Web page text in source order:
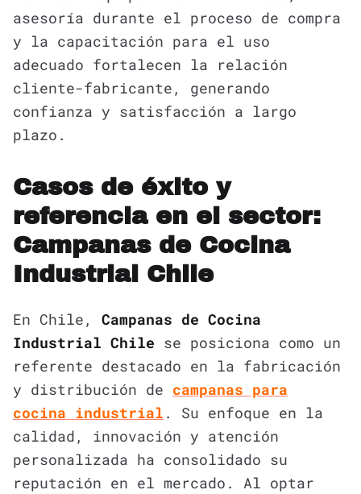
asesoría durante el proceso de compra
y la capacitación para el uso
adecuado fortalecen la relación
cliente-fabricante, generando
confianza y satisfacción a largo
plazo.
Casos de éxito y
referencia en el sector:
Campanas de Cocina
Industrial Chile
En Chile, Campanas de Cocina
Industrial Chile se posiciona como un
referente destacado en la fabricación
y distribución de campanas para
cocina industrial . Su enfoque en la
calidad, innovación y atención
personalizada ha consolidado su
reputación en el mercado. Al optar